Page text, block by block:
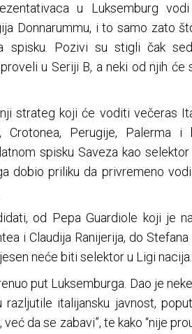
u Luksemburg
Donnarummu, i to samo zato
spisku. Pozivi su stigli čak
u Seriji B, a neki od njih će
strateg koji će voditi večeras
Crotonea, Perugije, Palerma i
spisku Saveza kao
dobio priliku da privremeno
od Pepa Guardiole koji je
i Claudija Ranijerija, do Stefana
neće biti selektor u Ligi nacija.
put Luksemburga. Dao je
italijansku javnost,
da se zabavi”, te kako “nije